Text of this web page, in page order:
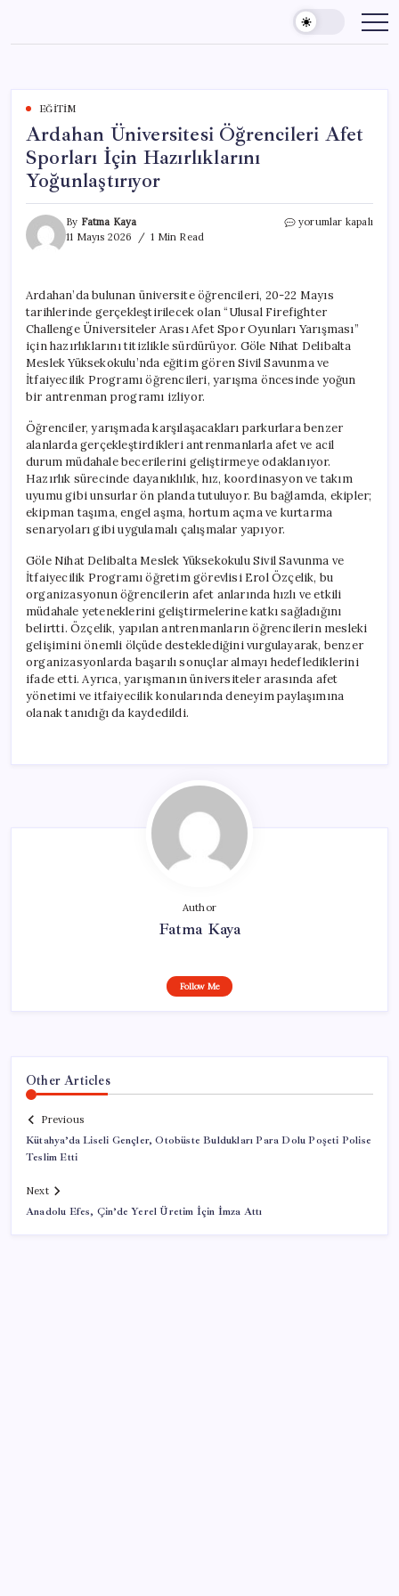
content
EĞITIM
Ardahan Üniversitesi Öğrencileri Afet
Sporları İçin Hazırlıklarını
Yoğunlaştırıyor
By Fatma Kaya
11 Mayıs 2026
1 Min Read
Ardahan
İçin
Hazırlıklarını
Yoğunlaştırıyor
için
yorumlar kapalı
Ardahan’da bulunan üniversite öğrencileri, 20-22 Mayıs
tarihlerinde gerçekleştirilecek olan “Ulusal Firefighter
Challenge Üniversiteler Arası Afet Spor Oyunları Yarışması”
için hazırlıklarını titizlikle sürdürüyor. Göle Nihat Delibalta
Meslek Yüksekokulu’nda eğitim gören Sivil Savunma ve
İtfaiyecilik Programı öğrencileri, yarışma öncesinde yoğun
bir antrenman programı izliyor.
Öğrenciler, yarışmada karşılaşacakları parkurlara benzer
alanlarda gerçekleştirdikleri antrenmanlarla afet ve acil
durum müdahale becerilerini geliştirmeye odaklanıyor.
Hazırlık sürecinde dayanıklılık, hız, koordinasyon ve takım
uyumu gibi unsurlar ön planda tutuluyor. Bu bağlamda, ekipler;
ekipman taşıma, engel aşma, hortum açma ve kurtarma
senaryoları gibi uygulamalı çalışmalar yapıyor.
Göle Nihat Delibalta Meslek Yüksekokulu Sivil Savunma ve
İtfaiyecilik Programı öğretim görevlisi Erol Özçelik, bu
organizasyonun öğrencilerin afet anlarında hızlı ve etkili
müdahale yeteneklerini geliştirmelerine katkı sağladığını
belirtti. Özçelik, yapılan antrenmanların öğrencilerin mesleki
gelişimini önemli ölçüde desteklediğini vurgulayarak, benzer
organizasyonlarda başarılı sonuçlar almayı hedeflediklerini
ifade etti. Ayrıca, yarışmanın üniversiteler arasında afet
yönetimi ve itfaiyecilik konularında deneyim paylaşımına
olanak tanıdığı da kaydedildi.
Author
Fatma Kaya
Follow Me
Other Articles
Previous
Kütahya’da Liseli Gençler, Otobüste Buldukları Para Dolu Poşeti Polise
Teslim Etti
Next
Anadolu Efes, Çin’de Yerel Üretim İçin İmza Attı